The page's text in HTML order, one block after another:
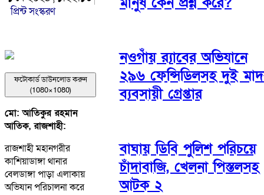
প্রিন্ট সংস্করণ
ফটোকার্ড ডাউনলোড করুন
(1080×1080)
মো: আতিকুর রহমান
আতিক, রাজশাহী:
রাজশাহী মহানগরীর
কাশিয়াডাঙ্গা থানার
বেলডাঙ্গা পাড়া এলাকায়
অভিযান পরিচালনা করে
নওগাঁয় র‌্যাবের অভিযানে
২৯৬ ফেন্সিডিলসহ দুই
ব্যবসায়ী গ্রেপ্তার
বাঘায় ডিবি পুলিশ পরিচয়ে
চাঁদাবাজি, খেলনা পিস্তলসহ
আটক ২